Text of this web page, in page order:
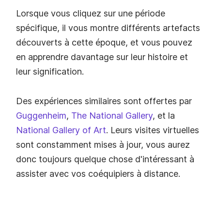
Lorsque vous cliquez sur une période
spécifique, il vous montre différents artefacts
découverts à cette époque, et vous pouvez
en apprendre davantage sur leur histoire et
leur signification.
Des expériences similaires sont offertes par
Guggenheim, The National Gallery, et la
National Gallery of Art. Leurs visites virtuelles
sont constamment mises à jour, vous aurez
donc toujours quelque chose d'intéressant à
assister avec vos coéquipiers à distance.